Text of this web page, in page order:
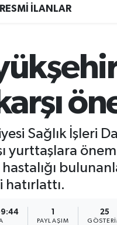
RESMİ İLANLAR
Sağlık İşleri
yurttaşlara
PAYLAŞIM
25